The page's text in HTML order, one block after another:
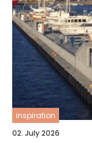
inspiration
02. July 2026